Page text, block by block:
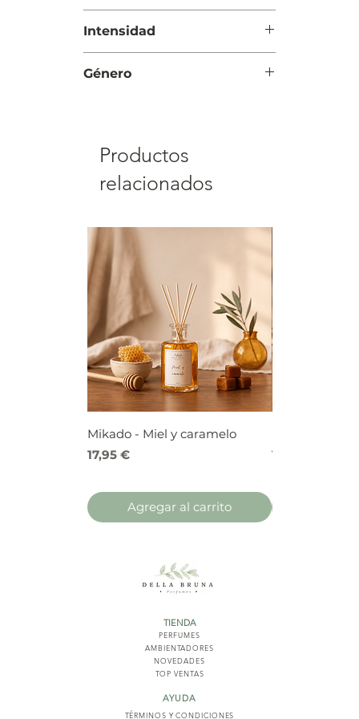
Intensidad
Género
Productos
relacionados
Mikado - Miel y caramelo
Precio
17,95 €
Agregar al carrito
Precio
17,95 €
TIENDA
PERFUMES
AMBIENTADORES
NOVEDADES
TOP VENTAS
AYUDA
TÉRMINOS Y CONDICIONES